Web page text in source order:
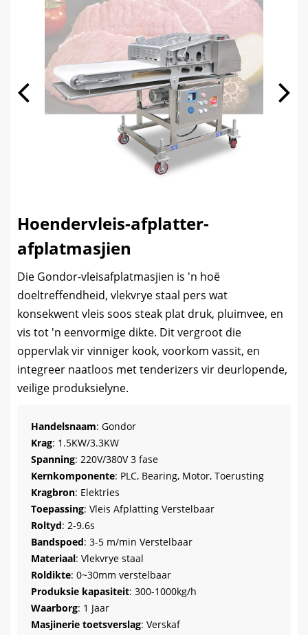
Hoendervleis-afplatter-
afplatmasjien
Die Gondor-vleisafplatmasjien is 'n hoë
doeltreffendheid, vlekvrye staal pers wat
konsekwent vleis soos steak plat druk, pluimvee, en
vis tot 'n eenvormige dikte. Dit vergroot die
oppervlak vir vinniger kook, voorkom vassit, en
integreer naatloos met tenderizers vir deurlopende,
veilige produksielyne.
Handelsnaam: Gondor
Krag: 1.5KW/3.3KW
Spanning: 220V/380V 3 fase
Kernkomponente: PLC, Bearing, Motor, Toerusting
Kragbron: Elektries
Toepassing: Vleis Afplatting Verstelbaar
Roltyd: 2-9.6s
Bandspoed: 3-5 m/min Verstelbaar
Materiaal: Vlekvrye staal
Roldikte: 0~30mm verstelbaar
Produksie kapasiteit: 300-1000kg/h
Waarborg: 1 Jaar
Masjinerie toetsverslag: Verskaf